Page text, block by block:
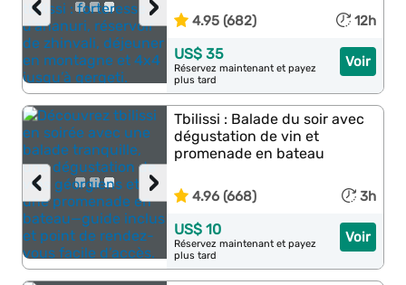
4.95 (682) 12h
Voir
US$ 35
Réservez maintenant et payez
plus tard
›
‹
Tbilissi : Balade du soir avec
dégustation de vin et
promenade en bateau
4.96 (668) 3h
Voir
US$ 10
Réservez maintenant et payez
plus tard